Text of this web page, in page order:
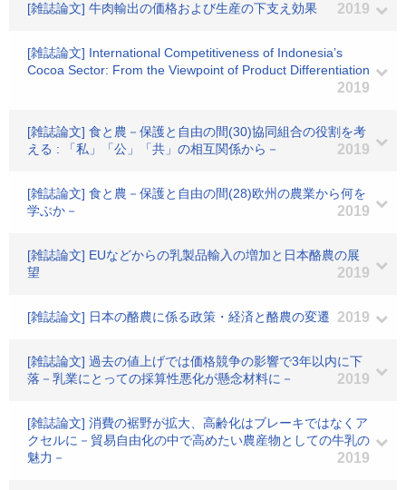
[雑誌論文] 牛肉輸出の価格および生産の下支え効果 2019
[雑誌論文] International Competitiveness of Indonesia’s
Cocoa Sector: From the Viewpoint of Product Differentiation
2019
[雑誌論文] 食と農－保護と自由の間(30)協同組合の役割を考
える : 「私」「公」「共」の相互関係から－
2019
[雑誌論文] 食と農－保護と自由の間(28)欧州の農業から何を
学ぶか－
2019
[雑誌論文] EUなどからの乳製品輸入の増加と日本酪農の展
望
2019
[雑誌論文] 日本の酪農に係る政策・経済と酪農の変遷 2019
[雑誌論文] 過去の値上げでは価格競争の影響で3年以内に下
落－乳業にとっての採算性悪化が懸念材料に－
2019
[雑誌論文] 消費の裾野が拡大、高齢化はブレーキではなくア
クセルに－貿易自由化の中で高めたい農産物としての牛乳の
魅力－
2019